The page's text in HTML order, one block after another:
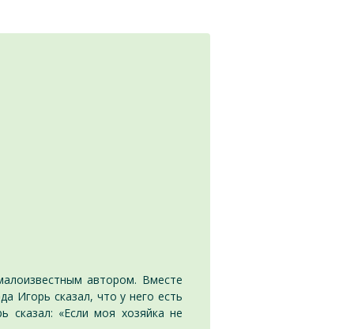
автором. Вместе
Игорь сказал, что у него есть
сказал: «Если моя хозяйка не